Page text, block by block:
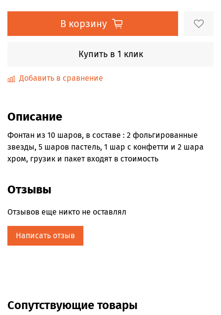
В корзину
Купить в 1 клик
Добавить в сравнение
Описание
Фонтан из 10 шаров, в составе : 2 фольгированные
звезды, 5 шаров пастель, 1 шар с конфетти и 2 шара
хром, грузик и пакет входят в стоимость
Отзывы
Отзывов еще никто не оставлял
Написать отзыв
Сопутствующие товары